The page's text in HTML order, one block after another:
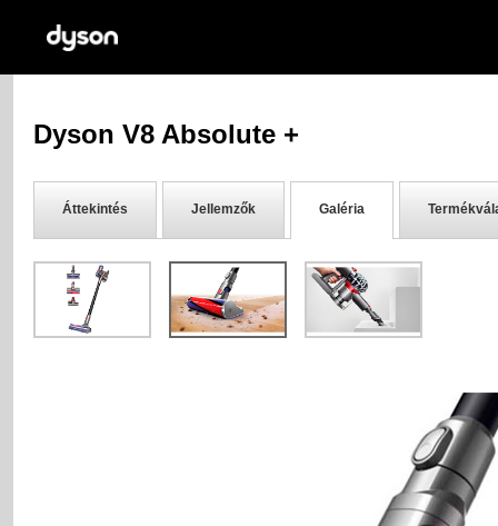
Dyson V8 Absolute +
Áttekintés Jellemzők Galéria